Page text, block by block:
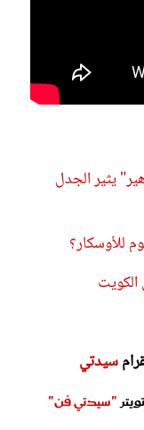
يثير الجدل
للأوسكار؟
الكويت
سيدتي
"سيدتي فن"